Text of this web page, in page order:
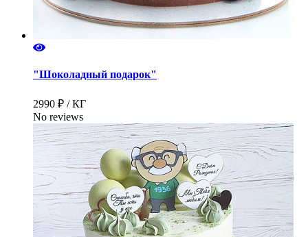
"Шоколадный подарок"
2990 ₽ / КГ
No reviews